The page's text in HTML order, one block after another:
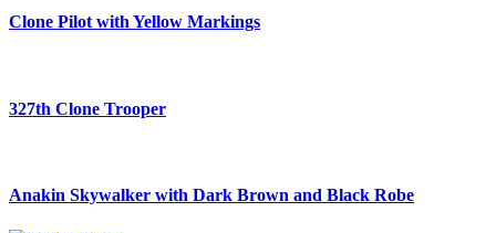
Clone Pilot with Yellow Markings
327th Clone Trooper
Anakin Skywalker with Dark Brown and Black Robe